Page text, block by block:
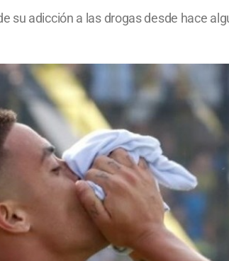
su adicción a las drogas desde hace